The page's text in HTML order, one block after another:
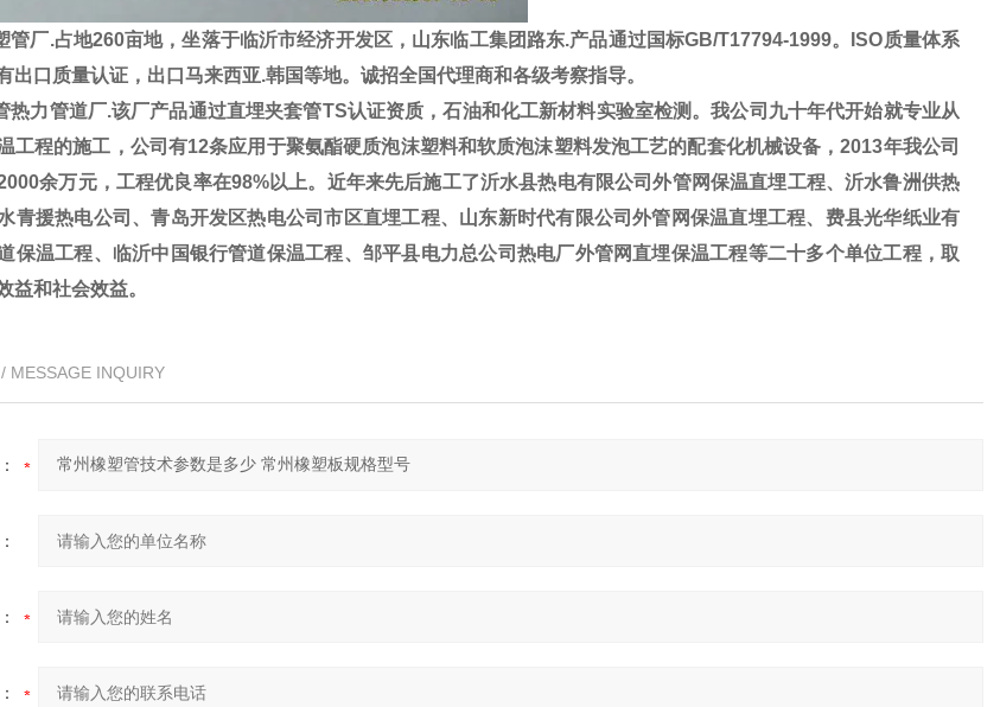
管厂.占地260亩地，坐落于临沂市经济开发区，山东临工集团路东.产品通过国标GB/T17794-1999。ISO质量体系
出口质量认证，出口马来西亚.韩国等地。诚招全国代理商和各级考察指导。
热力管道厂.该厂产品通过直埋夹套管TS认证资质，石油和化工新材料实验室检测。我公司九十年代开始就专业从
工程的施工，公司有12条应用于聚氨酯硬质泡沫塑料和软质泡沫塑料发泡工艺的配套化机械设备，2013年我公司
余万元，工程优良率在98%以上。近年来先后施工了沂水县热电有限公司外管网保温直埋工程、沂水鲁洲供热
青援热电公司、青岛开发区热电公司市区直埋工程、山东新时代有限公司外管网保温直埋工程、费县光华纸业有
保温工程、临沂中国银行管道保温工程、邹平县电力总公司热电厂外管网直埋保温工程等二十多个单位工程，取
益和社会效益。
/ MESSAGE INQUIRY